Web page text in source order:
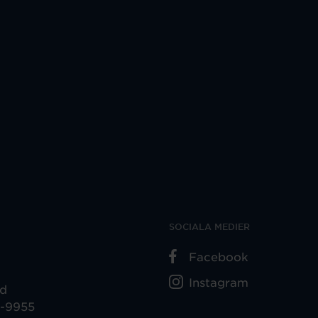
9955
SOCIALA MEDIER
Facebook
Instagram